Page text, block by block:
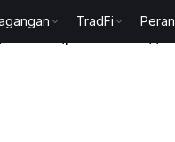
TradFi